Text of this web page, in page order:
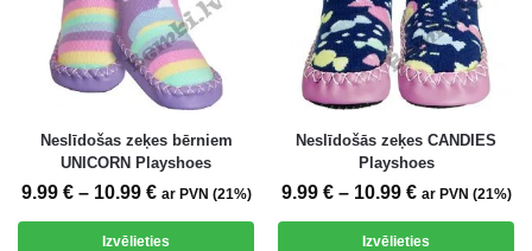
Neslīdošas zeķes bērniem
UNICORN Playshoes
9.99 € – 10.99 € ar PVN (21%)
Izvēlieties
Neslīdošās zeķes CANDIES
Playshoes
9.99 € – 10.99 € ar PVN (21%)
Izvēlieties